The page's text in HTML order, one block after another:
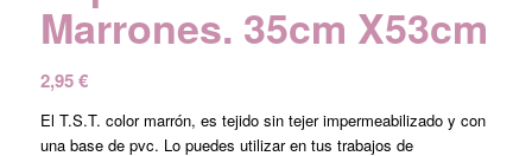
Marrones. 35cm X53cm
2,95€
El T.S.T. color marrón, es tejido sin tejer impermeabilizado y con
una base de pvc. Lo puedes utilizar en tus trabajos de